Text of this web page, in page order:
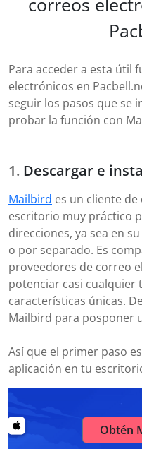
Para acceder a esta útil
electrónicos en
seguir los pasos que se
probar la función con
Descargar e
Mailbird es un cliente
escritorio muy práctico
direcciones, ya sea en
o por separado. Es
proveedores de correo
potenciar casi cualquier
características únicas.
Mailbird para posponer
Así que el primer paso es
aplicación en tu
Obtén